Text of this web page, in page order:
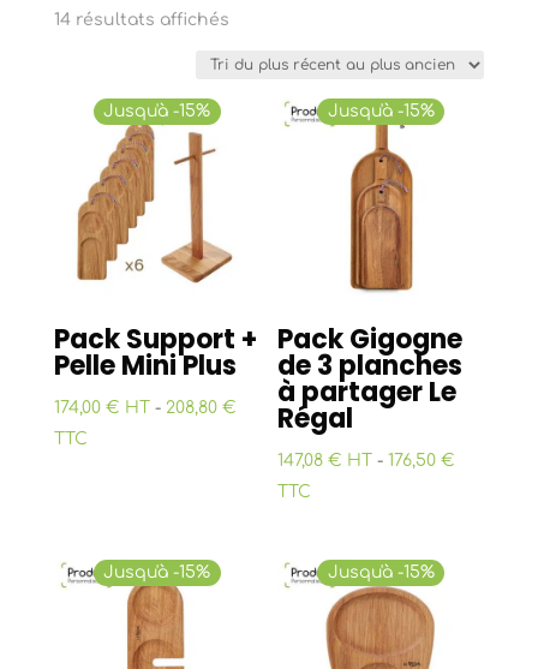
14 résultats affichésTrié
plus
récent
Jusqu'à -15%
Pack Support +
Pelle Mini Plus
174,00 € HT - 208,80 €
TTC
Jusqu'à -15%
Pack Gigogne
de 3 planches
à partager Le
Régal
147,08 € HT -176,50 €
TTC
Jusqu'à -15% Jusqu'à -15%